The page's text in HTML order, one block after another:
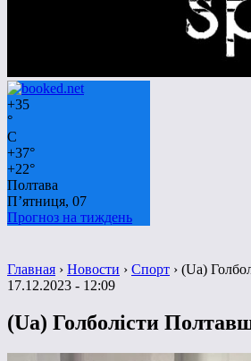
+35
°
C
+37°
+22°
Полтава
П’ятниця, 07
Прогноз на тиждень
Главная › Новости › Спорт › (Ua)
17.12.2023 - 12:09
(Ua) Голболісти